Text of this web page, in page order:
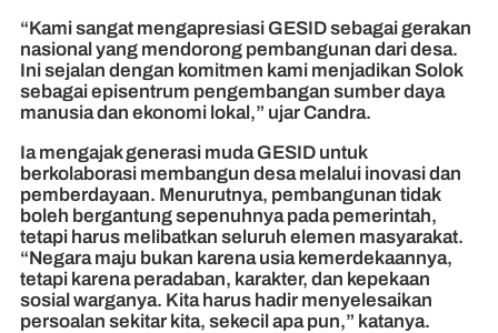
“Kami sangat mengapresiasi GESID sebagai gerakan
nasional yang mendorong pembangunan dari desa.
Ini sejalan dengan komitmen kami menjadikan Solok
sebagai episentrum pengembangan sumber daya
manusia dan ekonomi lokal,” ujar Candra.
Ia mengajak generasi muda GESID untuk
berkolaborasi membangun desa melalui inovasi dan
pemberdayaan. Menurutnya, pembangunan tidak
boleh bergantung sepenuhnya pada pemerintah,
tetapi harus melibatkan seluruh elemen masyarakat.
“Negara maju bukan karena usia kemerdekaannya,
tetapi karena peradaban, karakter, dan kepekaan
sosial warganya. Kita harus hadir menyelesaikan
persoalan sekitar kita, sekecil apa pun,” katanya.